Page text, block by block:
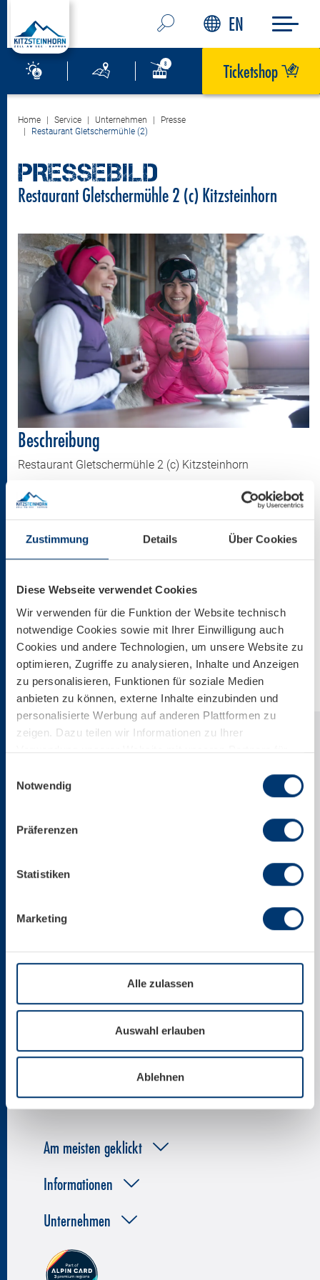
Zustimmung Details Über Cookies
Diese Webseite verwendet Cookies
Wir verwenden für die Funktion der Website technisch
notwendige Cookies sowie mit Ihrer Einwilligung auch
Cookies und andere Technologien, um unsere Website zu
optimieren, Zugriffe zu analysieren, Inhalte und Anzeigen
zu personalisieren, Funktionen für soziale Medien
anbieten zu können, externe Inhalte einzubinden und
personalisierte Werbung auf anderen Plattformen zu
zeigen. Dazu teilen wir Informationen zu Ihrer
zu technisch nicht notwendigen Cookies können Sie
Weiterführende Details zu den auf unserer Website
eingesetzten Diensten finden Sie in unserer
Mehr über uns im Impressum.
Notwendig
Präferenzen
Statistiken
Marketing
Alle zulassen
Auswahl erlauben
Ablehnen
Ticketshop
EN
Home Service Unternehmen
Presse
Restaurant Gletschermühle (2)
PRESSEBILD
Restaurant Gletschermühle 2 (c) Kitzsteinhorn
Beschreibung
Restaurant Gletschermühle 2 (c) Kitzsteinhorn
Größe
3000 * 2000 px
Download
Download Web-Version
office@kitzsteinhorn.at
News per E-Mail
Am meisten geklickt
Informationen
Unternehmen